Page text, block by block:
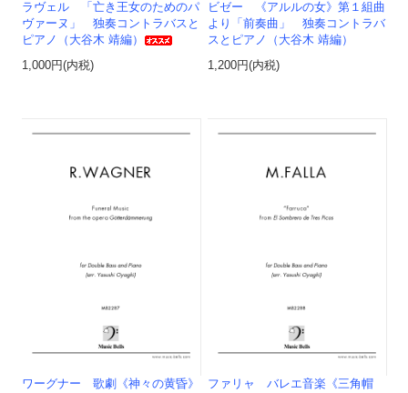
ラヴェル 「亡き王女のためのパ
ヴァーヌ」 独奏コントラバスと
ピアノ（大谷木 靖編）
1,000円(内税)
ビゼー 《アルルの女》第１組曲
より「前奏曲」 独奏コントラバ
スとピアノ（大谷木 靖編）
1,200円(内税)
ワーグナー 歌劇《神々の黄昏》
ファリャ バレエ音楽《三角帽